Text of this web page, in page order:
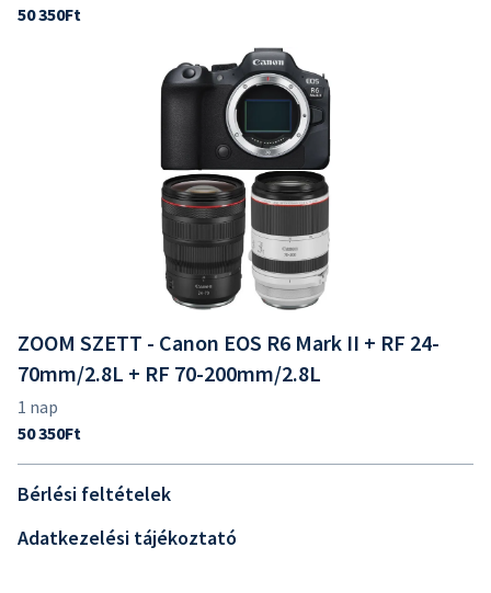
ZOOM SZETT - Canon EOS R6 Mark II + RF 24-
70mm/2.8L + RF 70-200mm/2.8L
Bérlési feltételek
Adatkezelési tájékoztató